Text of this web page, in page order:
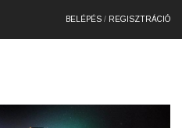
BELÉPÉS / REGISZTRÁCIÓ